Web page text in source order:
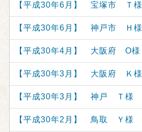
【平成30年6月】 宝塚市 Ｔ様
【平成30年6月】 神戸市 Ｈ様
【平成30年4月】 大阪府 O様
【平成30年3月】 大阪府 Ｋ様
【平成30年3月】 神戸 Ｔ様
【平成30年2月】 鳥取 Ｙ様